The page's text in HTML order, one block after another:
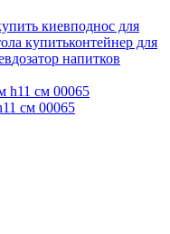
киевподнос для
купитьконтейнер для
дозатор напитков
см 00065